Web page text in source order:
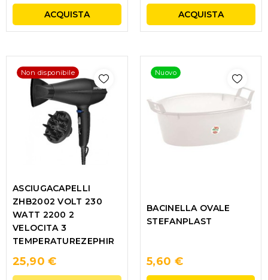
ACQUISTA ACQUISTA
Non disponibile
ASCIUGACAPELLI
ZHB2002 VOLT 230
WATT 2200 2
VELOCITA 3
TEMPERATUREZEPHIR
25,90 €
Nuovo
BACINELLA OVALE
STEFANPLAST
5,60 €